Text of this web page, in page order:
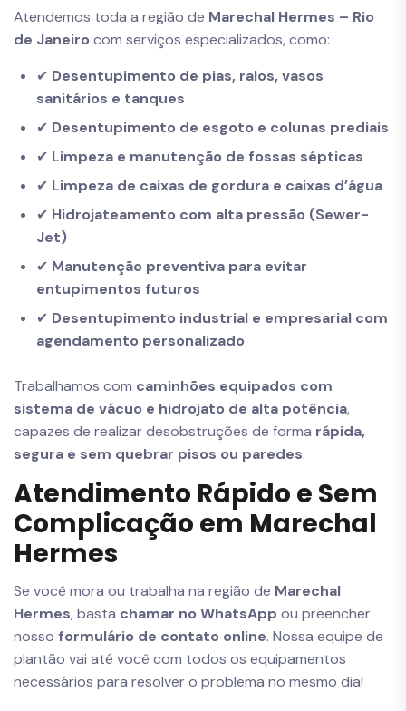
Atendemos toda a região de Marechal Hermes – Rio
de Janeiro com serviços especializados, como:
✔ Desentupimento de pias, ralos, vasos
sanitários e tanques
✔ Desentupimento de esgoto e colunas prediais
✔ Limpeza e manutenção de fossas sépticas
✔ Limpeza de caixas de gordura e caixas d’água
✔ Hidrojateamento com alta pressão (Sewer-
Jet)
✔ Manutenção preventiva para evitar
entupimentos futuros
✔ Desentupimento industrial e empresarial com
agendamento personalizado
Trabalhamos com caminhões equipados com
sistema de vácuo e hidrojato de alta potência,
capazes de realizar desobstruções de forma rápida,
segura e sem quebrar pisos ou paredes.
Atendimento Rápido e Sem
Complicação em Marechal
Hermes
Se você mora ou trabalha na região de Marechal
Hermes, basta chamar no WhatsApp ou preencher
nosso formulário de contato online. Nossa equipe de
plantão vai até você com todos os equipamentos
necessários para resolver o problema no mesmo dia!